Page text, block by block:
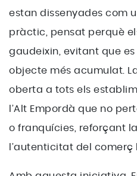
estan dissenyades com
pràctic, pensat perquè
gaudeixin, evitant que
objecte més acumulat.
oberta a tots els
l’Alt Empordà que no
o franquícies, reforçant
l’autenticitat del comerç